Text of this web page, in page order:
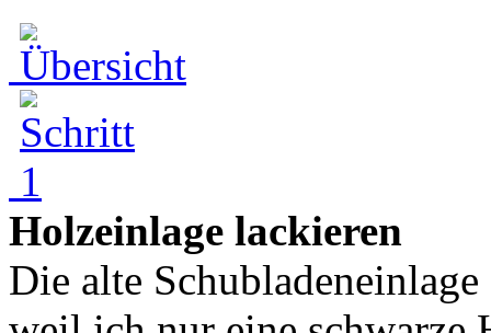
Holzeinlage lackieren
Die alte